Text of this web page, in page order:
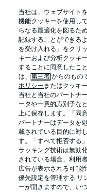
Official Partners
プライバシー・ポリ
当社は、ウェブサイト
機能クッキーを使用し
らなる最適化を図るた
記録することができる
を受け入れる」をクリ
キーおよび分析クッキ
することに同意したこ
は、第三者 からのもの
ポリシー またはクッキ
当社と当社のパートナ
ータや一意的識別子な
上に保存します。「同
パートナーはデータを
載されている目的に対
す。「すべて拒否する
ラッキング技術は無効
されている場合、利用
広告が表示される可能
優先設定を管理する リ
ーが開きますので、い